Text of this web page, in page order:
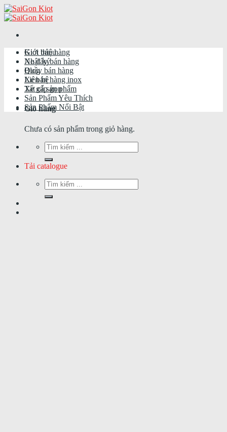
Skip
to
Giới thiệu
Nhật ký
Blog
Liên hệ
Tất cả sản phẩm
Giỏ hàng
Chưa có sản phẩm trong giỏ hàng.
Tìm
kiếm:
Tải catalogue
Tìm
kiếm:
Kiot bán hàng
Xe đẩy bán hàng
Quầy bán hàng
Xe bán hàng inox
Xe gấp gọn
Sản Phẩm Yêu Thích
Sản Phẩm Nổi Bật